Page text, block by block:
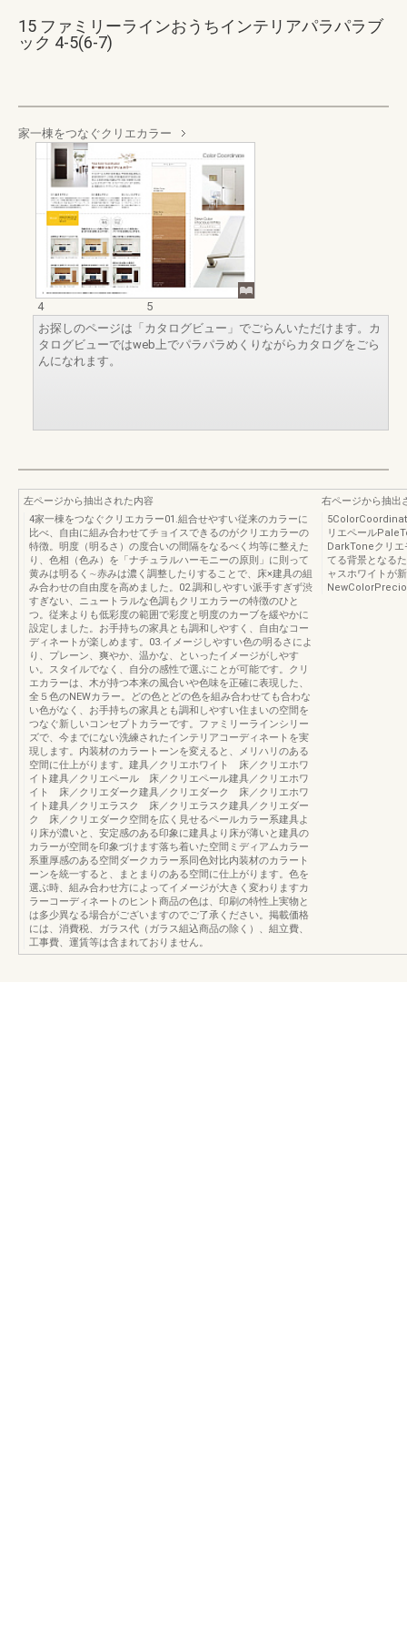
15 ファミリーラインおうちインテリアパラパラブ
ック 4-5(6-7)
家一棟をつなぐクリエカラー
4
5
お探しのページは「カタログビュー」でごらんいただけます。カ
タログビューではweb上でパラパラめくりながらカタログをごら
んになれます。
左ページから抽出された内容
4家一棟をつなぐクリエカラー01.組合せやすい従来のカラーに
比べ、自由に組み合わせてチョイスできるのがクリエカラーの
特徴。明度（明るさ）の度合いの間隔をなるべく均等に整えた
り、色相（色み）を「ナチュラルハーモニーの原則」に則って
黄みは明るく∼赤みは濃く調整したりすることで、床×建具の組
み合わせの自由度を高めました。02.調和しやすい派手すぎず渋
すぎない、ニュートラルな色調もクリエカラーの特徴のひと
つ。従来よりも低彩度の範囲で彩度と明度のカーブを緩やかに
設定しました。お手持ちの家具とも調和しやすく、自由なコー
ディネートが楽しめます。03.イメージしやすい色の明るさによ
り、プレーン、爽やか、温かな、といったイメージがしやす
い。スタイルでなく、自分の感性で選ぶことが可能です。クリ
エカラーは、木が持つ本来の風合いや色味を正確に表現した、
全５色のNEWカラー。どの色とどの色を組み合わせても合わな
い色がなく、お手持ちの家具とも調和しやすい住まいの空間を
つなぐ新しいコンセプトカラーです。ファミリーラインシリー
ズで、今までにない洗練されたインテリアコーディネートを実
現します。内装材のカラートーンを変えると、メリハリのある
空間に仕上がります。建具／クリエホワイト 床／クリエホワ
イト建具／クリエペール 床／クリエペール建具／クリエホワ
イト 床／クリエダーク建具／クリエダーク 床／クリエホワ
イト建具／クリエラスク 床／クリエラスク建具／クリエダー
ク 床／クリエダーク空間を広く見せるペールカラー系建具よ
り床が濃いと、安定感のある印象に建具より床が薄いと建具の
カラーが空間を印象づけます落ち着いた空間ミディアムカラー
系重厚感のある空間ダークカラー系同色対比内装材のカラート
ーンを統一すると、まとまりのある空間に仕上がります。色を
選ぶ時、組み合わせ方によってイメージが大きく変わりますカ
ラーコーディネートのヒント商品の色は、印刷の特性上実物と
は多少異なる場合がございますのでご了承ください。掲載価格
には、消費税、ガラス代（ガラス組込商品の除く）、組立費、
工事費、運賃等は含まれておりません。
右ページから抽出
リエペール
DarkToneクリ
てる背景となる
ャスホワイトが